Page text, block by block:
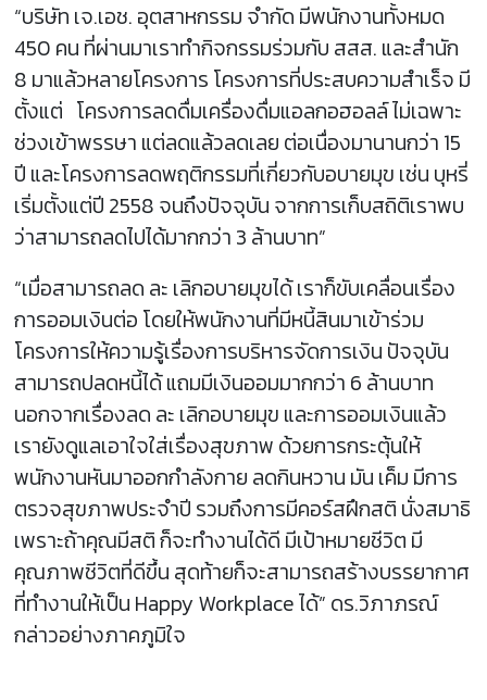
“บริษัท เจ.เอช. อุตสาหกรรม จำกัด มีพนักงานทั้งหมด
450 คน ที่ผ่านมาเราทำกิจกรรมร่วมกับ สสส. และสำนัก
8 มาแล้วหลายโครงการ โครงการที่ประสบความสำเร็จ มี
ตั้งแต่ โครงการลดดื่มเครื่องดื่มแอลกอฮอลล์ ไม่เฉพาะ
ช่วงเข้าพรรษา แต่ลดแล้วลดเลย ต่อเนื่องมานานกว่า 15
ปี และโครงการลดพฤติกรรมที่เกี่ยวกับอบายมุข เช่น บุหรี่
เริ่มตั้งแต่ปี 2558 จนถึงปัจจุบัน จากการเก็บสถิติเราพบ
ว่าสามารถลดไปได้มากกว่า 3 ล้านบาท”
“เมื่อสามารถลด ละ เลิกอบายมุขได้ เราก็ขับเคลื่อนเรื่อง
การออมเงินต่อ โดยให้พนักงานที่มีหนี้สินมาเข้าร่วม
โครงการให้ความรู้เรื่องการบริหารจัดการเงิน ปัจจุบัน
สามารถปลดหนี้ได้ แถมมีเงินออมมากกว่า 6 ล้านบาท
นอกจากเรื่องลด ละ เลิกอบายมุข และการออมเงินแล้ว
เรายังดูแลเอาใจใส่เรื่องสุขภาพ ด้วยการกระตุ้นให้
พนักงานหันมาออกกำลังกาย ลดกินหวาน มัน เค็ม มีการ
ตรวจสุขภาพประจำปี รวมถึงการมีคอร์สฝึกสติ นั่งสมาธิ
เพราะถ้าคุณมีสติ ก็จะทำงานได้ดี มีเป้าหมายชีวิต มี
คุณภาพชีวิตที่ดีขึ้น สุดท้ายก็จะสามารถสร้างบรรยากาศ
ที่ทำงานให้เป็น Happy Workplace ได้” ดร.วิภาภรณ์
กล่าวอย่างภาคภูมิใจ